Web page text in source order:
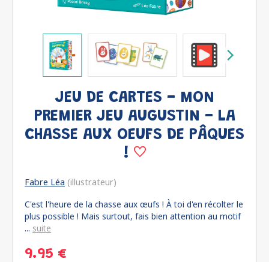
JEU DE CARTES - MON
PREMIER JEU AUGUSTIN - LA
CHASSE AUX OEUFS DE PÂQUES
!
Fabre Léa (illustrateur)
C'est l'heure de la chasse aux œufs ! À toi d'en récolter le
plus possible ! Mais surtout, fais bien attention au motif
... suite
9.95 €